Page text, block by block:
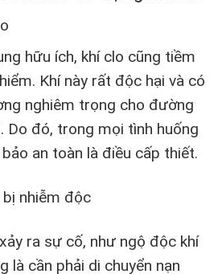
hữu ích, khí clo cũng tiềm
Khí này rất độc hại và có
nghiêm trọng cho đường
Do đó, trong mọi tình huống
an toàn là điều cấp thiết.
bị nhiễm độc
ra sự cố, như ngộ độc khí
là cần phải di chuyển nạn